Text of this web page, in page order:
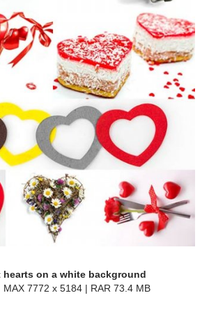
hearts on a white background
MAX 7772 x 5184 | RAR 73.4 MB